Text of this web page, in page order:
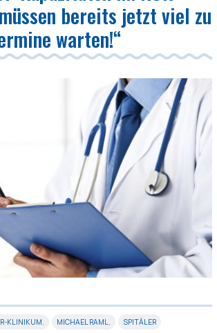
bereits jetzt viel zu
warten!“
KLINIKUM, MICHAEL RAML, SPITÄLER